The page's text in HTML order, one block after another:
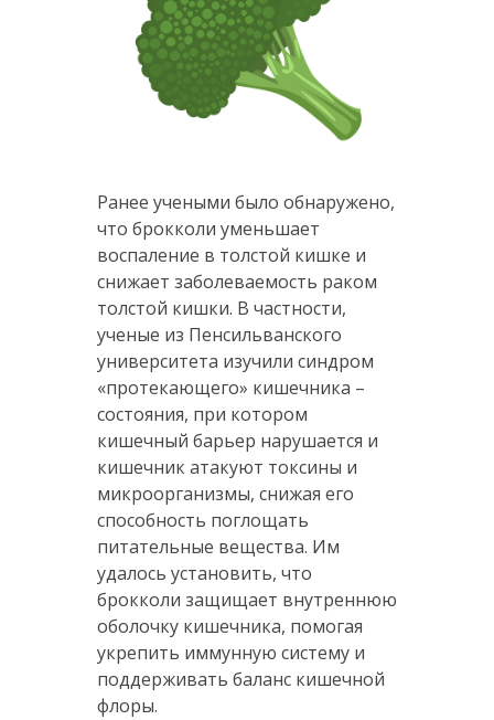
Ранее учеными было обнаружено,
что брокколи уменьшает
воспаление в толстой кишке и
снижает заболеваемость раком
толстой кишки. В частности,
ученые из Пенсильванского
университета изучили синдром
«протекающего» кишечника –
состояния, при котором
кишечный барьер нарушается и
кишечник атакуют токсины и
микроорганизмы, снижая его
способность поглощать
питательные вещества. Им
удалось установить, что
брокколи защищает внутреннюю
оболочку кишечника, помогая
укрепить иммунную систему и
поддерживать баланс кишечной
флоры.